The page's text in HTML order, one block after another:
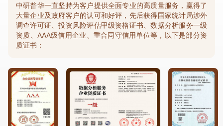
中研普华一直坚持为客户提供全面专业的高质量服务，赢得了
大量企业及政府客户的认可和好评，先后获得国家统计局涉外
调查许可证、投资风险评估甲级资格证书、数据分析服务一级
资质、AAA级信用企业、重合同守信用单位等，以下是部分资
质证书：